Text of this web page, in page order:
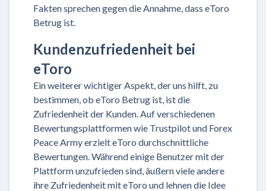
Fakten sprechen gegen die Annahme, dass eToro
Betrug ist.
Kundenzufriedenheit bei
eToro
Ein weiterer wichtiger Aspekt, der uns hilft, zu
bestimmen, ob eToro Betrug ist, ist die
Zufriedenheit der Kunden. Auf verschiedenen
Bewertungsplattformen wie Trustpilot und Forex
Peace Army erzielt eToro durchschnittliche
Bewertungen. Während einige Benutzer mit der
Plattform unzufrieden sind, äußern viele andere
ihre Zufriedenheit mit eToro und lehnen die Idee